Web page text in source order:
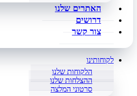
האתרים שלנו
דרושים
צור קשר
לקוחותינו
הלקוחות שלנו
ההצלחות שלנו
סרטוני המלצה